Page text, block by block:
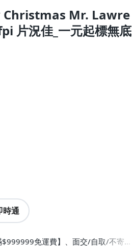
Mr. Lawre
片況佳_一元起標無底
時通
免運費】、面交/自取/不寄送